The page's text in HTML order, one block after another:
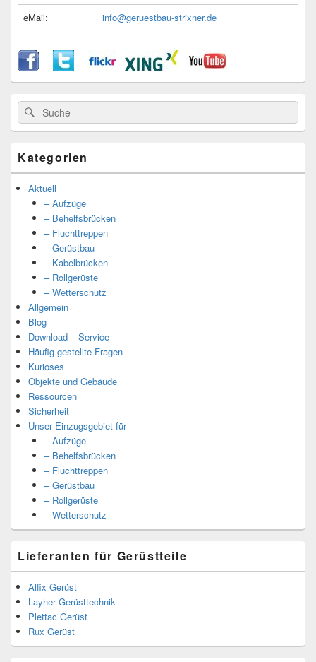
eMail:
info@geruestbau-strixner.de
Suche
nach:
Suche
Kategorien
Aktuell
– Aufzüge
– Behelfsbrücken
– Fluchttreppen
– Gerüstbau
– Kabelbrücken
– Rollgerüste
– Wetterschutz
Allgemein
Blog
Download – Service
Häufig gestellte Fragen
Kurioses
Objekte und Gebäude
Ressourcen
Sicherheit
Unser Einzugsgebiet für
– Aufzüge
– Behelfsbrücken
– Fluchttreppen
– Gerüstbau
– Rollgerüste
– Wetterschutz
Lieferanten für Gerüstteile
Alfix Gerüst
Layher Gerüsttechnik
Plettac Gerüst
Rux Gerüst